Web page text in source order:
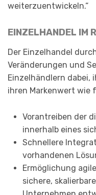
weiterzuentwickeln.“
EINZELHANDEL IM
Der Einzelhandel
Veränderungen und
Einzelhändlern dabei,
ihren Markenwert wie
Vorantreiben der
innerhalb eines
Schnellere
vorhandenen
Ermöglichung
sichere,